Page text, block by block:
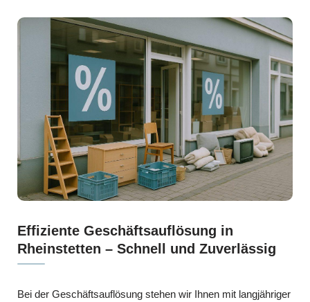
Effiziente Geschäftsauflösung in
Rheinstetten – Schnell und Zuverlässig
Bei der Geschäftsauflösung stehen wir Ihnen mit langjähriger